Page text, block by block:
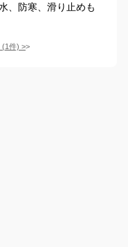
、防寒、滑り止めも
(1件) >